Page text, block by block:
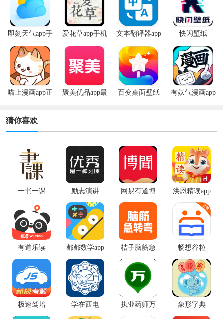
即刻天气app手
机版
爱花草app手机
版
文本翻译器app 快闪壁纸
喵上漫画app正
聚美优品app最
百变桌面壁纸
有妖气漫画app
猜你喜欢
一书一课 励志演讲
网易有道博
闻app手机版
洪恩精读app
最新版
有道乐读 都都数学app
桔子脑筋急
畅想谷粒
极速驾培 学在西电
执业药师万
题库
象形字典